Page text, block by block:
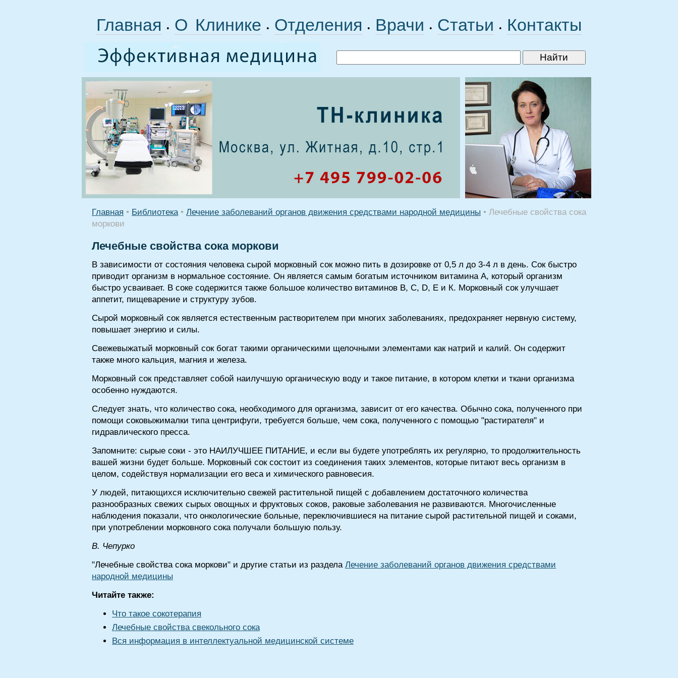
Главная • О Клинике • Отделения • Врачи • Статьи • Контакты
Главная • Библиотека • Лечение заболеваний органов движения средствами народной медицины • Лечебные свойства сока
моркови
Лечебные свойства сока моркови
В зависимости от состояния человека сырой морковный сок можно пить в дозировке от 0,5 л до 3-4 л в день. Сок быстро
приводит организм в нормальное состояние. Он является самым богатым источником витамина А, который организм
быстро усваивает. В соке содержится также большое количество витаминов В, С, D, Е и К. Морковный сок улучшает
аппетит, пищеварение и структуру зубов.
Сырой морковный сок является естественным растворителем при многих заболеваниях, предохраняет нервную систему,
повышает энергию и силы.
Свежевыжатый морковный сок богат такими органическими щелочными элементами как натрий и калий. Он содержит
также много кальция, магния и железа.
Морковный сок представляет собой наилучшую органическую воду и такое питание, в котором клетки и ткани организма
особенно нуждаются.
Следует знать, что количество сока, необходимого для организма, зависит от его качества. Обычно сока, полученного при
помощи соковыжималки типа центрифуги, требуется больше, чем сока, полученного с помощью "растирателя" и
гидравлического пресса.
Запомните: сырые соки - это НАИЛУЧШЕЕ ПИТАНИЕ, и если вы будете употреблять их регулярно, то продолжительность
вашей жизни будет больше. Морковный сок состоит из соединения таких элементов, которые питают весь организм в
целом, содействуя нормализации его веса и химического равновесия.
У людей, питающихся исключительно свежей растительной пищей с добавлением достаточного количества
разнообразных свежих сырых овощных и фруктовых соков, раковые заболевания не развиваются. Многочисленные
наблюдения показали, что онкологические больные, переключившиеся на питание сырой растительной пищей и соками,
при употреблении морковного сока получали большую пользу.
B. Чепурко
"Лечебные свойства сока моркови" и другие статьи из раздела Лечение заболеваний органов движения средствами
народной медицины
Читайте также:
Что такое сокотерапия
Лечебные свойства свекольного сока
Вся информация в интеллектуальной медицинской системе